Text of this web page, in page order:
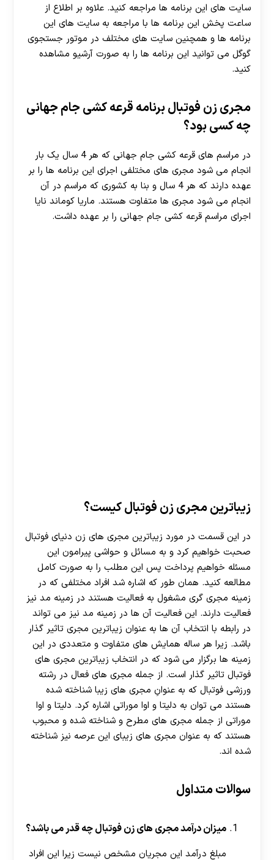
سایت های این برنامه ها مراجعه کنید. علاوه بر اطلاع از
ساعت پخش این برنامه ها با مراجعه به سایت های این
برنامه ها و همچنین سایت های مختلف در موتور جستجوی
گوگل می توانید این برنامه ها را به صورت آرشیو مشاهده
کنید.
مجری زن فوتبال برنامه قرعه کشی جام جهانی
چه کسی بود؟
در مراسم های قرعه کشی جام جهانی که هر 4 سال یک بار
انجام می شود مجری های مختلفی اجرای این برنامه ها را بر
عهده دارند که هر 4 سال و بنا به کشوری که مراسم در آن
انجام می شود مجری ها متفاوت هستند. ماریا کوماند نایا
اجرای مراسم قرعه کشی جام جهانی را بر عهده داشت.
زیباترین مجری زن فوتبال کیست؟
در این قسمت در مورد زیباترین مجری های زن دنیای فوتبال
صحبت خواهیم کرد و به مسائل و حواشی پیرامون این
مسئله خواهیم پرداخت پس این مطلب را به صورت کامل
مطالعه کنید. همان طور که اشاره شد افراد مختلفی که در
زمینه مجری گری مشغول به فعالیت هستند در زمینه مد نیز
فعالیت دارند. این فعالیت آن ها در زمینه مد نیز می تواند
در رابطه با انتخاب آن ها به عنوان زیباترین مجری تاثیر گذار
باشد. زیرا هر ساله همایش های متفاوت و متعددی در این
زمینه ها برگزار می شود که در انتخاب زیباترین مجری های
فوتبال تاثیر گذار است. از جمله مجری های فعال در رشته
ورزشی فوتبال که به عنوانِ مجری های زیبا شناخته شده
هستند می توان به دلیتا و اوا موراتی اشاره کرد. دلیتا و اوا
موراتی از جمله مجری های مطرح و شناخته شده و محبوب
هستند که به عنوان مجری های زیبای این عرصه نیز شناخته
شده اند.
سوالات متداول
میزان درآمد مجری های زن فوتبال چه قدر می باشد؟
مبلغ درآمد این مجریان مشخص نیست زیرا این افراد